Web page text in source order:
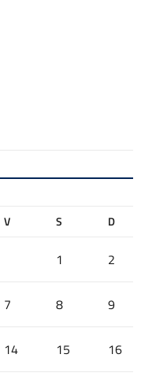
V S D
1 2
7 8 9
14 15 16